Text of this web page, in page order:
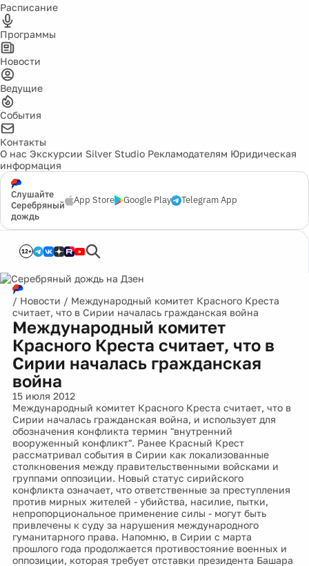
Расписание
Программы
Новости
Ведущие
События
Контакты
О нас Экскурсии Silver Studio Рекламодателям Юридическая
информация
Слушайте
Серебряный
дождь
App Store Google Play Telegram App
12+
/ Новости / Международный комитет Красного Креста
считает, что в Сирии началась гражданская война
Международный комитет
Красного Креста считает, что в
Сирии началась гражданская
война
15 июля 2012
Международный комитет Красного Креста считает, что в
Сирии началась гражданская война, и использует для
обозначения конфликта термин "внутренний
вооруженный конфликт". Ранее Красный Крест
рассматривал события в Сирии как локализованные
столкновения между правительственными войсками и
группами оппозиции. Новый статус сирийского
конфликта означает, что ответственные за преступления
против мирных жителей - убийства, насилие, пытки,
непропорциональное применение силы - могут быть
привлечены к суду за нарушения международного
гуманитарного права. Напомню, в Сирии с марта
прошлого года продолжается противостояние военных и
оппозиции, которая требует отставки президента Башара